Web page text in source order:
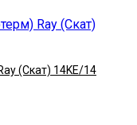
(Скат) 14KE/14